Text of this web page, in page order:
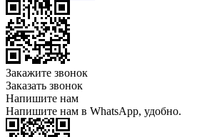
Закажите звонок
Заказать звонок
Напишите нам
Напишите нам в WhatsApp, удобно.